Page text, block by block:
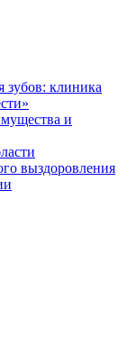
зубов: клиника
и
выздоровления